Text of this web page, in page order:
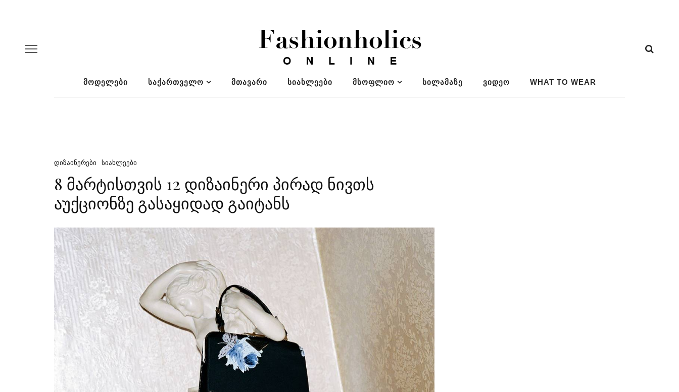
ᲛᲝᲓᲔᲚᲔᲑᲘ ᲡᲐᲥᲐᲠᲗᲕᲔᲚᲝ ᲛᲗᲐᲕᲐᲠᲘ ᲡᲘᲐᲮᲚᲔᲔᲑᲘ ᲛᲡᲝᲤᲚᲘᲝ ᲡᲘᲚᲐᲛᲐᲖᲔ ᲕᲘᲓᲔᲝ WHAT TO WEAR
ᲓᲘᲖᲐᲘᲜᲔᲠᲔᲑᲘ ᲡᲘᲐᲮᲚᲔᲔᲑᲘ
8 მარტისთვის 12 დიზაინერი პირად ნივთს
აუქციონზე გასაყიდად გაიტანს